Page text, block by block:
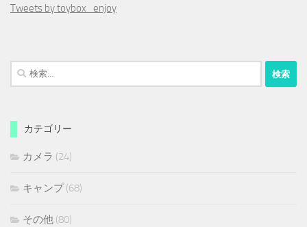
Tweets by toybox_enjoy
検
索:
カテゴリー
カメラ (24)
キャンプ(68)
その他 (80)